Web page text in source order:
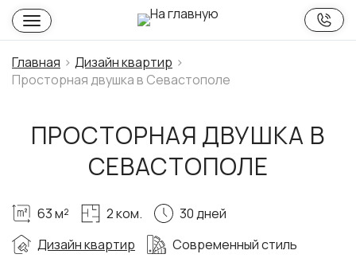
Главная
Дизайн квартир
Просторная двушка в Севастополе
ПРОСТОРНАЯ ДВУШКА В
СЕВАСТОПОЛЕ
63 м² 2 ком.
30 дней
Дизайн квартир
Современный стиль